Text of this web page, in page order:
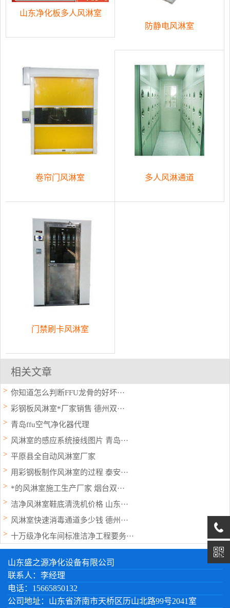
山东净化板多人风淋室
防静电风淋室
卷帘门风淋室 多人风淋通道
门禁刷卡风淋室
相关文章
你知道怎么判断FFU龙骨的好坏···
彩钢板风淋室*厂家销售 德州双···
青岛ffu空气净化器代理
风淋室的感应系统接线图片 青岛···
平原县全自动风淋室厂家
用彩钢板制作风淋室的过程 泰安···
*的风淋室施工生产厂家 烟台双···
洁净风淋室鞋底清洗机价格 山东···
风淋室快速消毒通道多少钱 德州···
十万级净化车间标准洁净工程要务···
山东盛之源净化设备有限公司
联系人：李经理
电话：15665850132
公司地址：山东省济南市天桥区历山北路99号2041室